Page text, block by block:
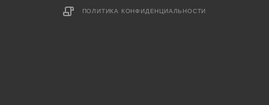
ПОЛИТИКА КОНФИДЕНЦИАЛЬНОСТИ